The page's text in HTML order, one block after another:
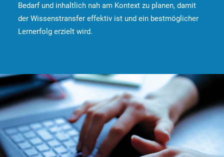
Bedarf und inhaltlich nah am Kontext zu planen, damit
der Wissenstransfer effektiv ist und ein bestmöglicher
Lernerfolg erzielt wird.